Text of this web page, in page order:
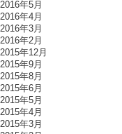
2016年5月
2016年4月
2016年3月
2016年2月
2015年12月
2015年9月
2015年8月
2015年6月
2015年5月
2015年4月
2015年3月